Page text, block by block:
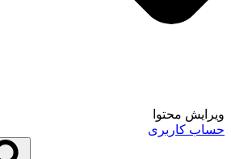
ویرایش محتوا
حساب کاربری